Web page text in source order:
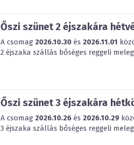
Őszi szünet 2 éjszakára
A csomag 2026.10.30 és 2026.11.01
2 éjszaka szállás bőséges reggeli
Őszi szünet 3 éjszakára
A csomag 2026.10.26 és 2026.10.29
3 éjszaka szállás bőséges reggeli